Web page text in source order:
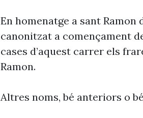
En homenatge a sant
canonitzat a començament
cases d’aquest carrer els
Ramon.
Altres noms, bé anteriors o